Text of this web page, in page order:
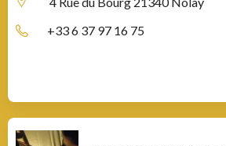
+33 6 37 97 16 75